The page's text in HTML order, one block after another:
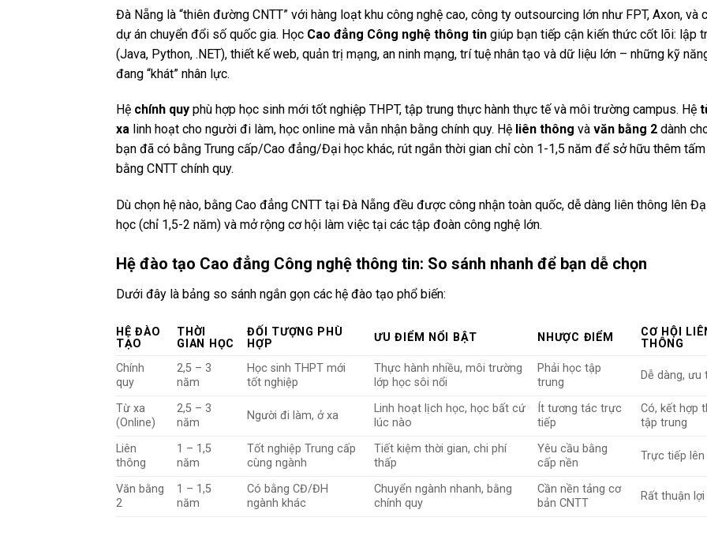
Đà Nẵng là “thiên đường CNTT” với hàng loạt khu công nghệ cao, công ty outsourcing lớn như FPT, Axon, và
dự án chuyển đổi số quốc gia. Học Cao đẳng Công nghệ thông tin giúp bạn tiếp cận kiến thức cốt lõi: lập
(Java, Python, .NET), thiết kế web, quản trị mạng, an ninh mạng, trí tuệ nhân tạo và dữ liệu lớn – những kỹ
đang “khát” nhân lực.
Hệ chính quy phù hợp học sinh mới tốt nghiệp THPT, tập trung thực hành thực tế và môi trường campus. Hệ
xa linh hoạt cho người đi làm, học online mà vẫn nhận bằng chính quy. Hệ liên thông và văn bằng 2 dành
bạn đã có bằng Trung cấp/Cao đẳng/Đại học khác, rút ngắn thời gian chỉ còn 1-1,5 năm để sở hữu thêm tấm
bằng CNTT chính quy.
Dù chọn hệ nào, bằng Cao đẳng CNTT tại Đà Nẵng đều được công nhận toàn quốc, dễ dàng liên thông lên
học (chỉ 1,5-2 năm) và mở rộng cơ hội làm việc tại các tập đoàn công nghệ lớn.
Hệ đào tạo Cao đẳng Công nghệ thông tin: So sánh nhanh để bạn dễ chọn
Dưới đây là bảng so sánh ngắn gọn các hệ đào tạo phổ biến:
HỆ ĐÀO
TẠO
THỜI
GIAN HỌC
ĐỐI TƯỢNG PHÙ
HỢP
ƯU ĐIỂM NỔI BẬT NHƯỢC ĐIỂM
CƠ HỘI
THÔNG
Chính
quy
2,5 – 3
năm
Học sinh THPT mới
tốt nghiệp
Thực hành nhiều, môi trường
lớp học sôi nổi
Phải học tập
trung
Dễ dàng, ưu
Từ xa
(Online)
2,5 – 3
năm
Người đi làm, ở xa
Linh hoạt lịch học, học bất cứ
lúc nào
Ít tương tác trực
tiếp
Có, kết hợp
tập trung
Liên
thông
1 – 1,5
năm
Tốt nghiệp Trung cấp
cùng ngành
Tiết kiệm thời gian, chi phí
thấp
Yêu cầu bằng
cấp nền
Trực tiếp
Văn bằng
2
1 – 1,5
năm
Có bằng CĐ/ĐH
ngành khác
Chuyển ngành nhanh, bằng
chính quy
Cần nền tảng cơ
bản CNTT
Rất thuận lợi